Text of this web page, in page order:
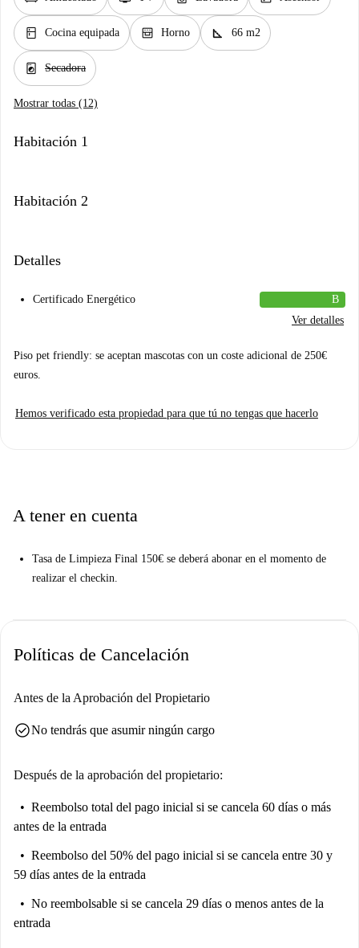
kitchen Cocina equipada oven_gen Horno square_foot 66 m2
local_laundry_service Secadora
Mostrar todas (12)
Habitación 1
Habitación 2
Detalles
Certificado Energético
B
Ver detalles
Piso pet friendly: se aceptan mascotas con un coste adicional de 250€
euros.
Hemos verificado esta propiedad para que tú no tengas que hacerlo
A tener en cuenta
Tasa de Limpieza Final 150€ se deberá abonar en el momento de
realizar el checkin.
Políticas de Cancelación
Antes de la Aprobación del Propietario
check_circleNo tendrás que asumir ningún cargo
Después de la aprobación del propietario:
Reembolso total del pago inicial si se cancela 60 días o más
antes de la entrada
Reembolso del 50% del pago inicial si se cancela entre 30 y
59 días antes de la entrada
No reembolsable si se cancela 29 días o menos antes de la
entrada